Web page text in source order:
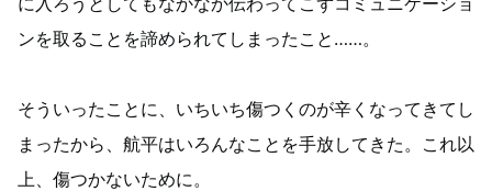
ンを取ることを諦められてしまったこと……。
そういったことに、いちいち傷つくのが辛くなってきてし
まったから、航平はいろんなことを手放してきた。これ以
上、傷つかないために。